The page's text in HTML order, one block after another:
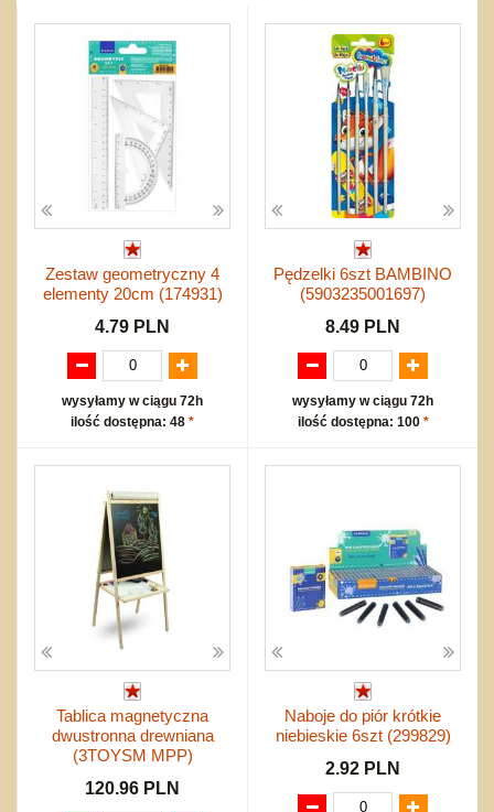
Okolicznościowe i świąteczne
Dźwiekowe
Bajkowe
Karuzelki
Maty do zabawy
Do rozkręcania
Pojazdy
Mebelki
Inne
do siatkówki
do koszykówki
Nowości
Wyprzedaż
Promocje
Zakupy hurtowe
Koszty przesyłki
Regulamin
Kontakt
Mapa produktów
Zestaw geometryczny 4
elementy 20cm (174931)
4.79 PLN
wysyłamy w ciągu 72h
ilość dostępna: 48 *
Pędzelki 6szt BAMBINO
(5903235001697)
8.49 PLN
wysyłamy w ciągu 72h
ilość dostępna: 100 *
Tablica magnetyczna
dwustronna drewniana
(3TOYSM MPP)
120.96 PLN
Naboje do piór krótkie
niebieskie 6szt (299829)
2.92 PLN